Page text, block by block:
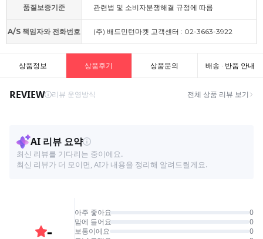
품질보증기준 관련법 및 소비자분쟁해결 규정에 따름
A/S 책임자와 전화번호 (주) 배드민턴마켓 고객센터 : 02-3663-3922
상품정보 상품후기 상품문의 배송 · 반품 안내